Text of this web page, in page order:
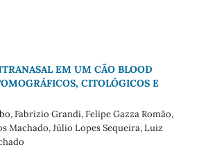
EM UM CÃO BLOOD
CITOLÓGICOS E
Fabrizio Grandi, Felipe Gazza Romão,
Machado, Júlio Lopes Sequeira, Luiz